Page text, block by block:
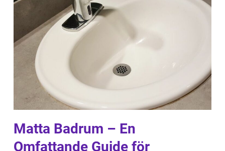
Matta Badrum – En
Omfattande Guide för